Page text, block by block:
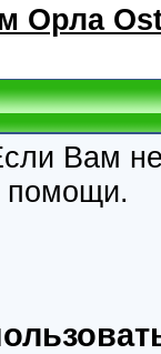
Орла
Вам
помощи.